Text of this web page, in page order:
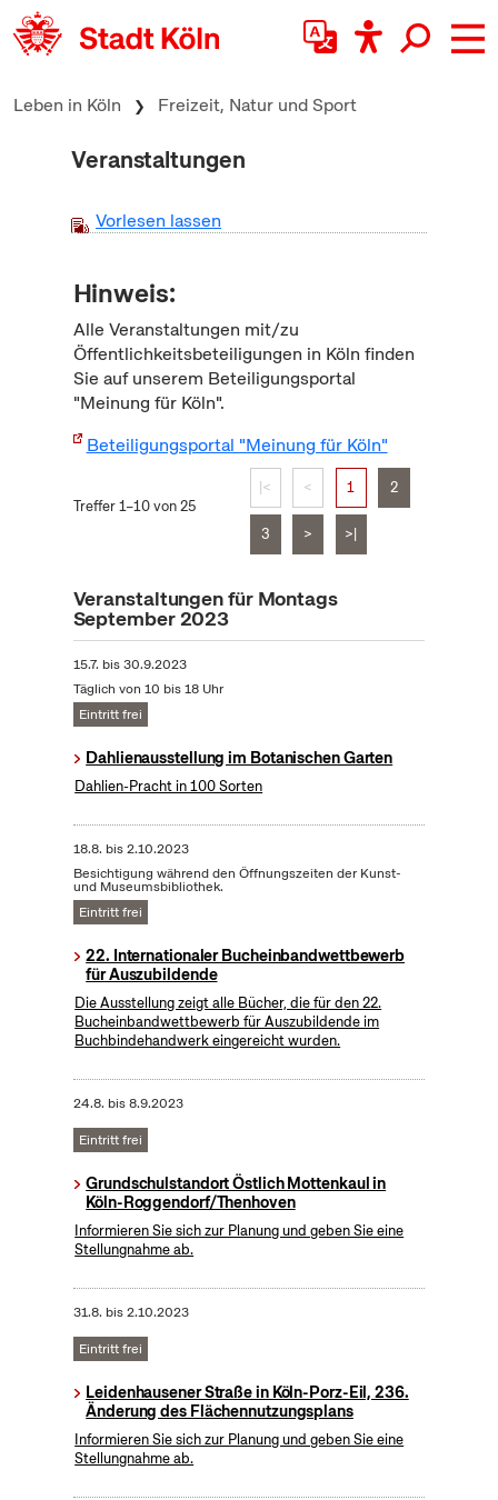
zum Inhalt springen
Leben in Köln Freizeit, Natur und Sport
Veranstaltungen
Vorlesen lassen
Hinweis:
Alle Veranstaltungen mit/zu
Öffentlichkeitsbeteiligungen in Köln finden
Sie auf unserem Beteiligungsportal
"Meinung für Köln".
Beteiligungsportal "Meinung für Köln"
Treffer 1–10 von 25
|< < 1 2
3 > >|
Veranstaltungen für Montags
September 2023
15.7. bis30.9.2023
Täglich von 10 bis 18 Uhr
Eintritt frei
Dahlienausstellung im Botanischen Garten
Dahlien-Pracht in 100 Sorten
18.8. bis2.10.2023
Besichtigung während den Öffnungszeiten der Kunst-
und Museumsbibliothek.
Eintritt frei
22. Internationaler Bucheinbandwettbewerb
für Auszubildende
Die Ausstellung zeigt alle Bücher, die für den 22.
Bucheinbandwettbewerb für Auszubildende im
Buchbindehandwerk eingereicht wurden.
24.8. bis8.9.2023
Eintritt frei
Grundschulstandort Östlich Mottenkaul in
Köln-Roggendorf/Thenhoven
Informieren Sie sich zur Planung und geben Sie eine
Stellungnahme ab.
31.8. bis2.10.2023
Eintritt frei
Leidenhausener Straße in Köln-Porz-Eil, 236.
Änderung des Flächennutzungsplans
Informieren Sie sich zur Planung und geben Sie eine
Stellungnahme ab.